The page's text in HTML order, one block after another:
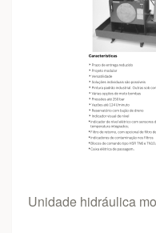
Unidade hidráulica